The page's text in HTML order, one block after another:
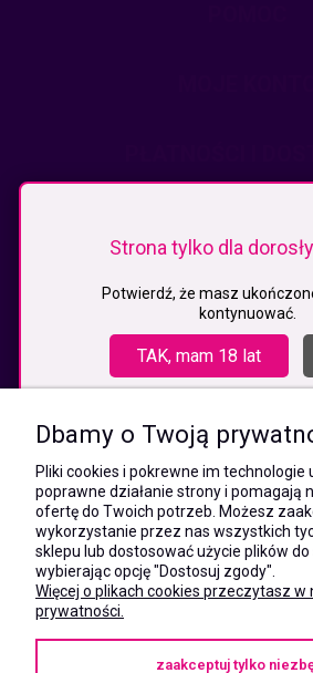
NIP:5532412527
REGON:241846517
ul. Świętej Jadwigi
34-300 Sienna
(Mateusz)
kom.:
731 805 731
(Monika)
e-mail:
Podaj swój adres e-mail aby otrzymywać
Strona tylko dla
Potwierdź, że masz
kontynuować.
TAK, mam 18 lat
Dbamy o Twoją
Pliki cookies i pokrewne im technologie
poprawne działanie strony i pomagają
ofertę do Twoich potrzeb. Możesz
wykorzystanie przez nas wszystkich
sklepu lub dostosować użycie plików
wybierając opcję "Dostosuj zgody".
Więcej o plikach cookies przeczytasz w
prywatności.
zaakceptuj tylko